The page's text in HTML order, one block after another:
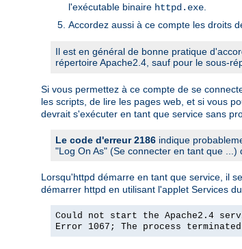
l'exécutable binaire httpd.exe
Accordez aussi à ce compte les droits
Il est en général de bonne pratique
répertoire Apache2.4, sauf pour le sous-
Si vous permettez à ce compte de se
les scripts, de lire les pages web, et si vous
devrait s'exécuter en tant que service sans
Le code d'erreur 2186 indique
"Log On As" (Se connecter en tant que ...)
Lorsqu'httpd démarre en tant que service, il
démarrer httpd en utilisant l'applet Services
Could not start the Apache2.4
Error 1067; The process